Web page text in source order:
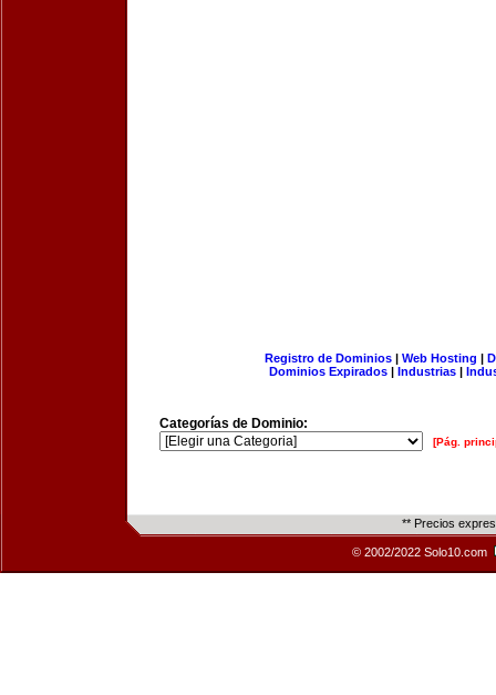
Registro de Dominios| Web Hosting |
Dominios Expirados | Industrias |
Categorías de Dominio:
[Pág.
** Precios
© 2002/2022 Solo10.com